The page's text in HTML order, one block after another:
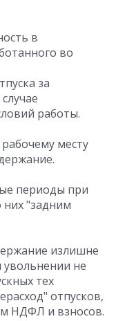
в
во
за
работы.
месту
периоды при
них "задним
излишне
увольнении не
тех
отпусков,
НДФЛ и взносов.